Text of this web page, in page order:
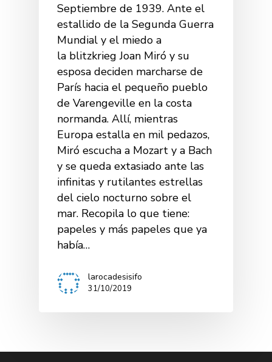
Septiembre de 1939. Ante el
estallido de la Segunda Guerra
Mundial y el miedo a
la blitzkrieg Joan Miró y su
esposa deciden marcharse de
París hacia el pequeño pueblo
de Varengeville en la costa
normanda. Allí, mientras
Europa estalla en mil pedazos,
Miró escucha a Mozart y a Bach
y se queda extasiado ante las
infinitas y rutilantes estrellas
del cielo nocturno sobre el
mar. Recopila lo que tiene:
papeles y más papeles que ya
había…
larocadesisifo
31/10/2019